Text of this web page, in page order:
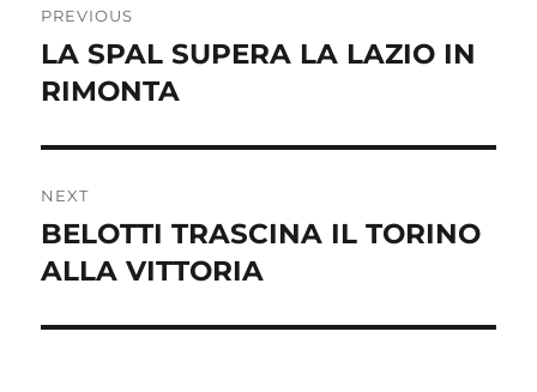
navigation
PREVIOUS
Previous
post:
LA SPAL SUPERA LA LAZIO IN
RIMONTA
NEXT
Next
post:
BELOTTI TRASCINA IL TORINO
ALLA VITTORIA